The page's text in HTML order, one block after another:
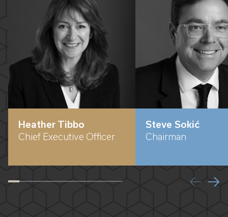
Heather Tibbo
Chief Executive Officer
Steve Sokić
Chairman